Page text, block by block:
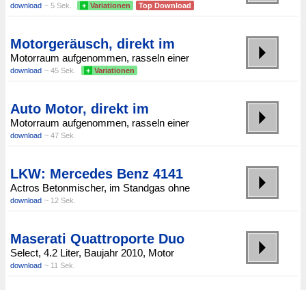
download ~ 5 Sek. + Variationen Top Download
Motorgeräusch, direkt im
Motorraum aufgenommen, rasseln einer
download ~ 45 Sek. + Variationen
Auto Motor, direkt im
Motorraum aufgenommen, rasseln einer
download ~ 47 Sek.
LKW: Mercedes Benz 4141
Actros Betonmischer, im Standgas ohne
download ~ 12 Sek.
Maserati Quattroporte Duo
Select, 4.2 Liter, Baujahr 2010, Motor
download ~ 11 Sek.